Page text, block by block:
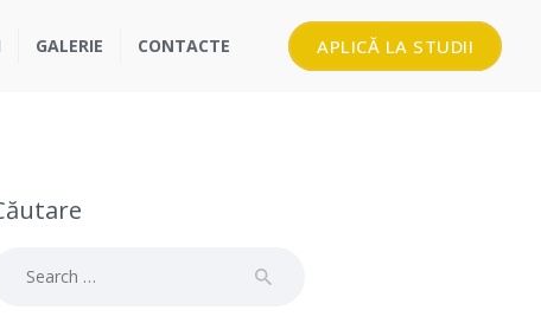
GALERIE CONTACTE APLICĂ LA STUDII